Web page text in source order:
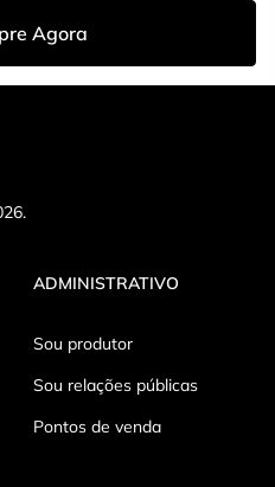
& Fabiano na Arena
para shows e eventos
para às 21h,
Menotti & Fabiano?
de César Menotti & Fabiano
Minha Entrada e na bilheteria
Agora
ADMINISTRATIVO
Sou produtor
Sou relações públicas
Pontos de venda